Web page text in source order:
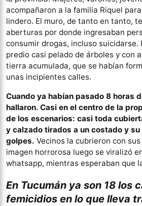
acompañaron a la familia Riquel
lindero. El muro, de tanto en tanto,
aberturas por donde ingresaban
consumir drogas, incluso suicidarse.
predio casi pelado de árboles y con
tierra acumulada, que se habían
unas incipientes calles.
Cuando ya habían pasado 8 horas
hallaron. Casi en el centro de la
de los escenarios: casi toda
y calzado tirados a un costado y
golpes. Vecinos la cubrieron con
imagen horrorosa luego se viralizó
whatsapp, mientras esperaban que
En Tucumán ya son 18 los
femicidios en lo que lleva